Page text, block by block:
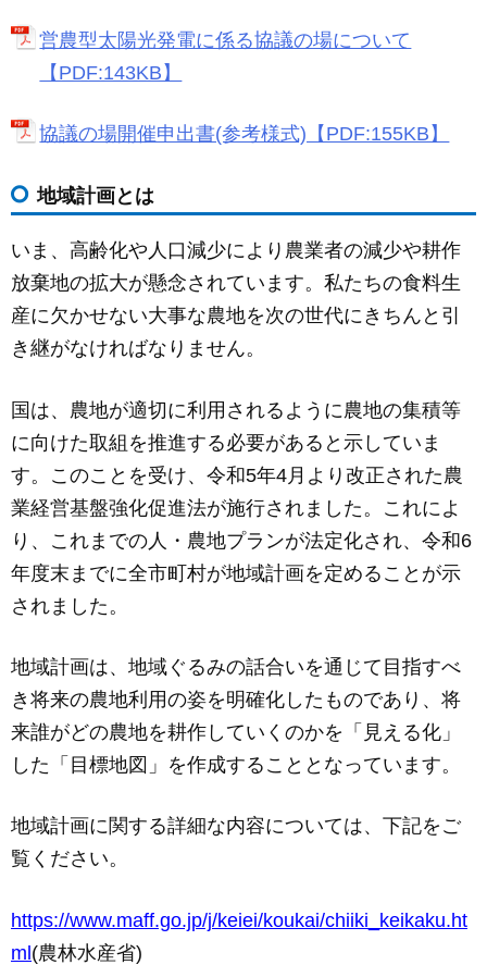
営農型太陽光発電に係る協議の場について
【PDF:143KB】
協議の場開催申出書(参考様式)【PDF:155KB】
地域計画とは
いま、高齢化や人口減少により農業者の減少や耕作
放棄地の拡大が懸念されています。私たちの食料生
産に欠かせない大事な農地を次の世代にきちんと引
き継がなければなりません。
国は、農地が適切に利用されるように農地の集積等
に向けた取組を推進する必要があると示していま
す。このことを受け、令和5年4月より改正された農
業経営基盤強化促進法が施行されました。これによ
り、これまでの人・農地プランが法定化され、令和6
年度末までに全市町村が地域計画を定めることが示
されました。
地域計画は、地域ぐるみの話合いを通じて目指すべ
き将来の農地利用の姿を明確化したものであり、将
来誰がどの農地を耕作していくのかを「見える化」
した「目標地図」を作成することとなっています。
地域計画に関する詳細な内容については、下記をご
覧ください。
https://www.maff.go.jp/j/keiei/koukai/chiiki_keikaku.ht
ml(農林水産省)